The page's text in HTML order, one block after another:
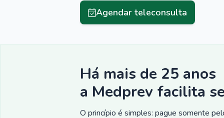
Agendar teleconsulta
Há mais de 25 anos
a Medprev facilita
O princípio é simples: pague somente